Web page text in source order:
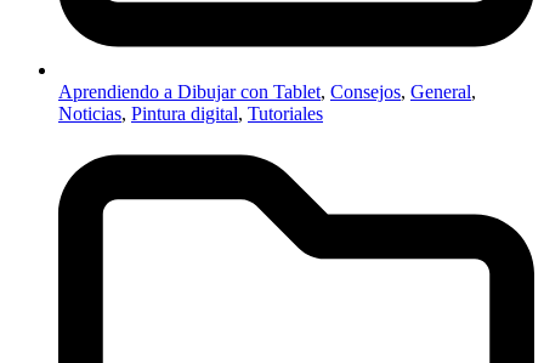
Aprendiendo a Dibujar con Tablet, Consejos, General,
Noticias, Pintura digital, Tutoriales